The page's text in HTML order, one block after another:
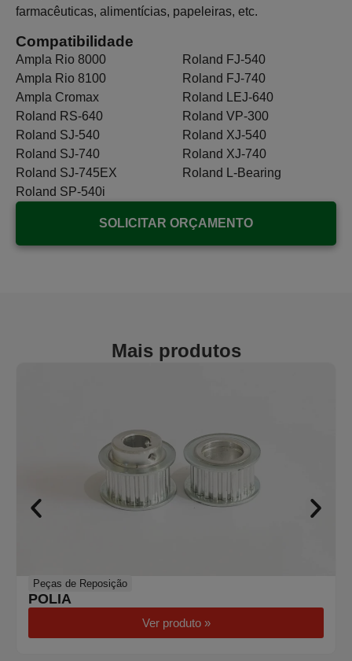
farmacêuticas, alimentícias, papeleiras, etc.
Compatibilidade
Ampla Rio 8000
Ampla Rio 8100
Ampla Cromax
Roland RS-640
Roland SJ-540
Roland SJ-740
Roland SJ-745EX
Roland SP-540i
Roland FJ-540
Roland FJ-740
Roland LEJ-640
Roland VP-300
Roland XJ-540
Roland XJ-740
Roland L-Bearing
SOLICITAR ORÇAMENTO
Mais produtos
Peças de Reposição
POLIA
Ver produto »